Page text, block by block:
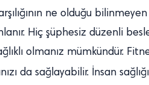
ne olduğu
Hiç şüphesiz düzenli
olmanız mümkündür.
da sağlayabilir. İnsan